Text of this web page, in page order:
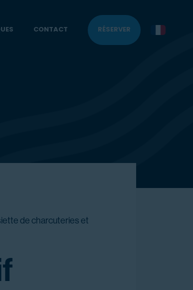
CONTACT RÉSERVER
de charcuteries et